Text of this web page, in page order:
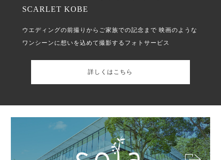
SCARLET KOBE
ウエディングの前撮りからご家族での記念まで 映画のような
ワンシーンに想いを込めて撮影するフォトサービス
詳しくはこちら